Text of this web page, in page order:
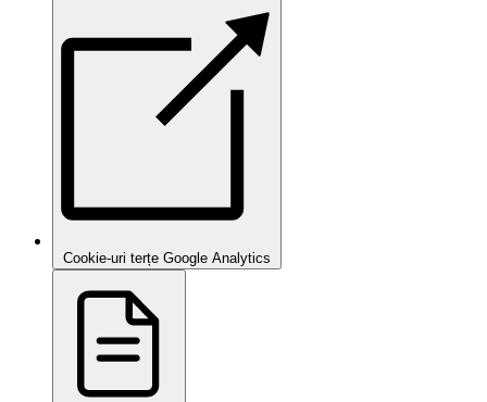
Cookie-uri terțe Google Analytics